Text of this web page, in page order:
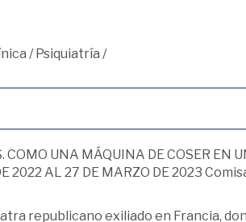
/Psiquiatría /
UNA MÁQUINA DE COSER EN
2022 AL 27 DE MARZO DE 2023
republicano exiliado en Francia,